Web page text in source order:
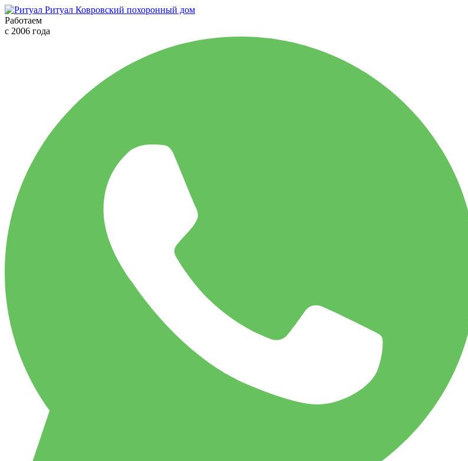
Ритуал Ковровский похоронный дом
Работаем
с 2006 года